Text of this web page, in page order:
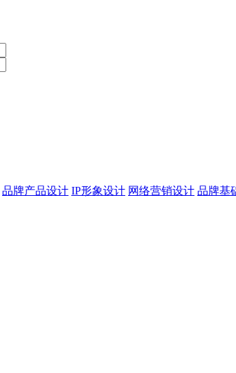
品牌产品设计 IP形象设计 网络营销设计 品牌基